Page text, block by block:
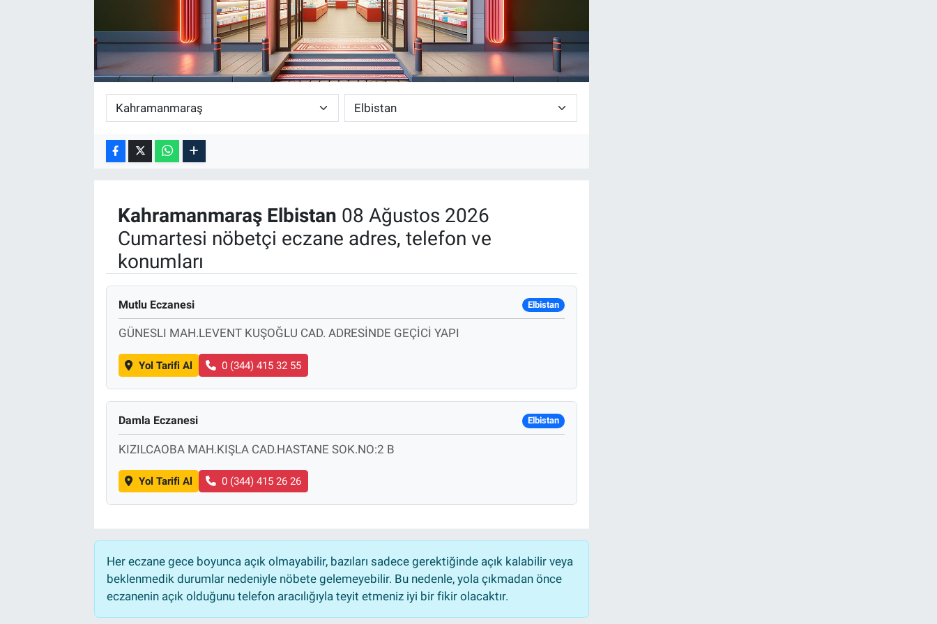
Kahramanmaraş Elbistan 08 Ağustos 2026
Cumartesi nöbetçi eczane adres, telefon ve
konumları
Mutlu Eczanesi Elbistan
GÜNESLI MAH.LEVENT KUŞOĞLU CAD. ADRESİNDE GEÇİCİ YAPI
Yol Tarifi Al 0 (344) 415 32 55
Damla Eczanesi Elbistan
KIZILCAOBA MAH.KIŞLA CAD.HASTANE SOK.NO:2 B
Yol Tarifi Al 0 (344) 415 26 26
Her eczane gece boyunca açık olmayabilir, bazıları sadece gerektiğinde açık kalabilir veya
beklenmedik durumlar nedeniyle nöbete gelemeyebilir. Bu nedenle, yola çıkmadan önce
eczanenin açık olduğunu telefon aracılığıyla teyit etmeniz iyi bir fikir olacaktır.